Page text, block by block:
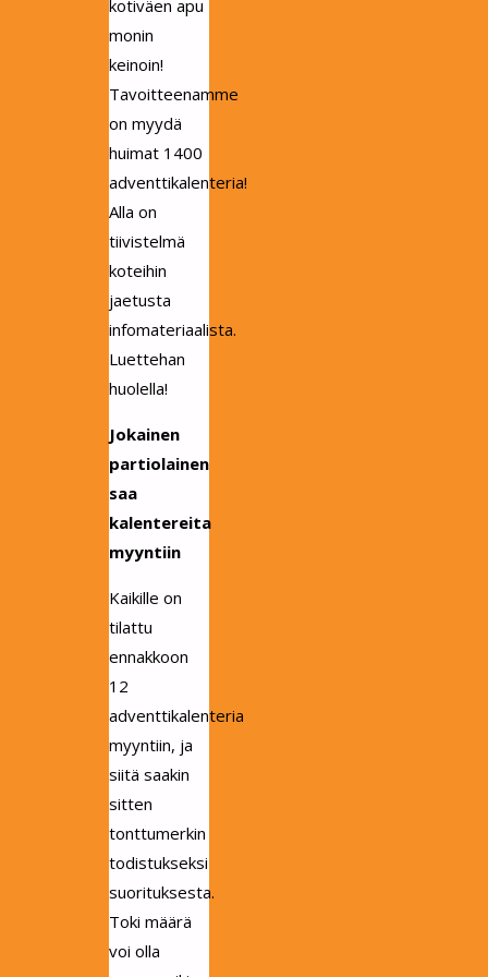
kotiväen apu
monin
keinoin!
Tavoitteenamme
on myydä
huimat 1400
adventtikalenteria!
Alla on
tiivistelmä
koteihin
jaetusta
infomateriaalista.
Luettehan
huolella!
Jokainen
partiolainen
saa
kalentereita
myyntiin
Kaikille on
tilattu
ennakkoon
12
adventtikalenteria
myyntiin, ja
siitä saakin
sitten
tonttumerkin
todistukseksi
suorituksesta.
Toki määrä
voi olla